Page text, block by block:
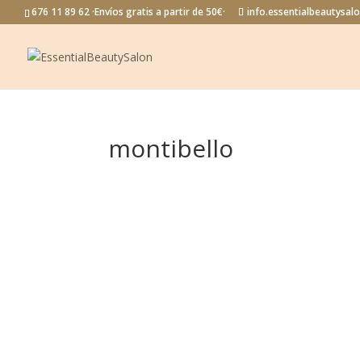
676 11 89 62 ·Envíos gratis a partir de 50€·
montibello